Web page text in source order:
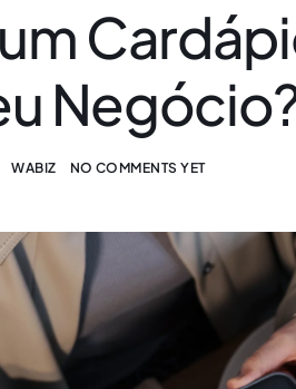
WABIZ NO COMMENTS YET